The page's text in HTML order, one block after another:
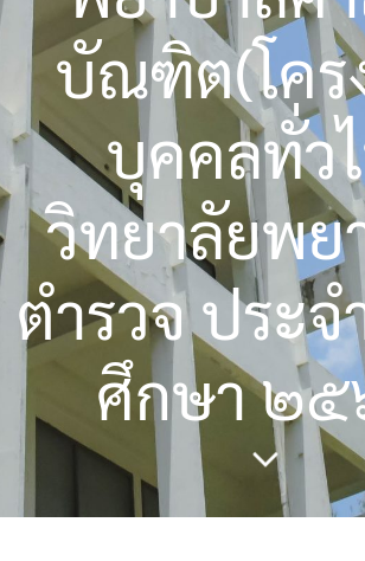
บัณฑิต(โคร
บุคคลทั่ว
วิทยาลัยพย
ตำรวจ ประจ
ศึกษา ๒